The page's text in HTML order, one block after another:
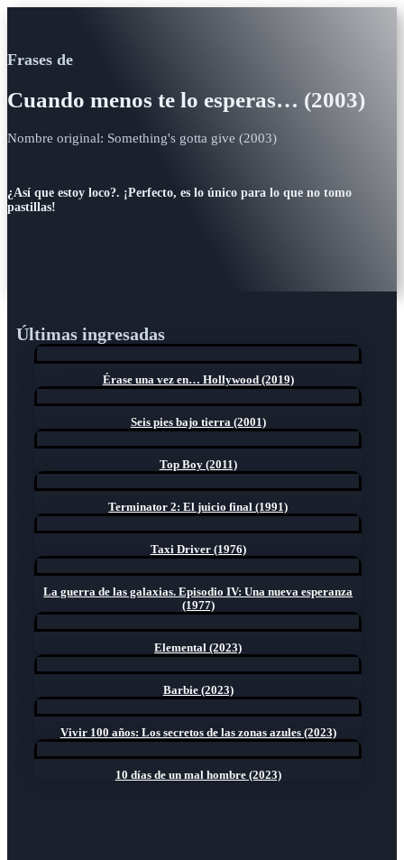
Frases de
Cuando menos te lo esperas… (2003)
Nombre original: Something's gotta give (2003)
¿Así que estoy loco?. ¡Perfecto, es lo único para lo que no tomo
pastillas!
Últimas ingresadas
Érase una vez en… Hollywood (2019)
Seis pies bajo tierra (2001)
Top Boy (2011)
Terminator 2: El juicio final (1991)
Taxi Driver (1976)
La guerra de las galaxias. Episodio IV: Una nueva esperanza
(1977)
Elemental (2023)
Barbie (2023)
Vivir 100 años: Los secretos de las zonas azules (2023)
10 días de un mal hombre (2023)